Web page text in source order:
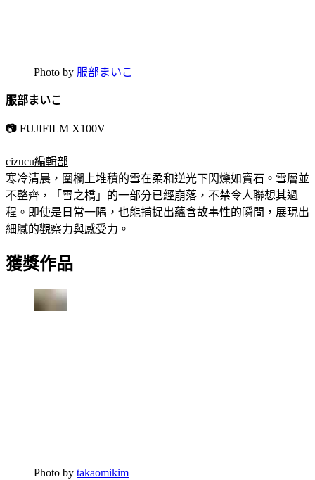
Photo by 服部まいこ
服部まいこ
📷 FUJIFILM X100V
cizucu編輯部
寒冷清晨，圍欄上堆積的雪在柔和逆光下閃爍如寶石。雪層並
不整齊，「雪之橋」的一部分已經崩落，不禁令人聯想其過
程。即使是日常一隅，也能捕捉出蘊含故事性的瞬間，展現出
細膩的觀察力與感受力。
獲獎作品
Photo by takaomikim